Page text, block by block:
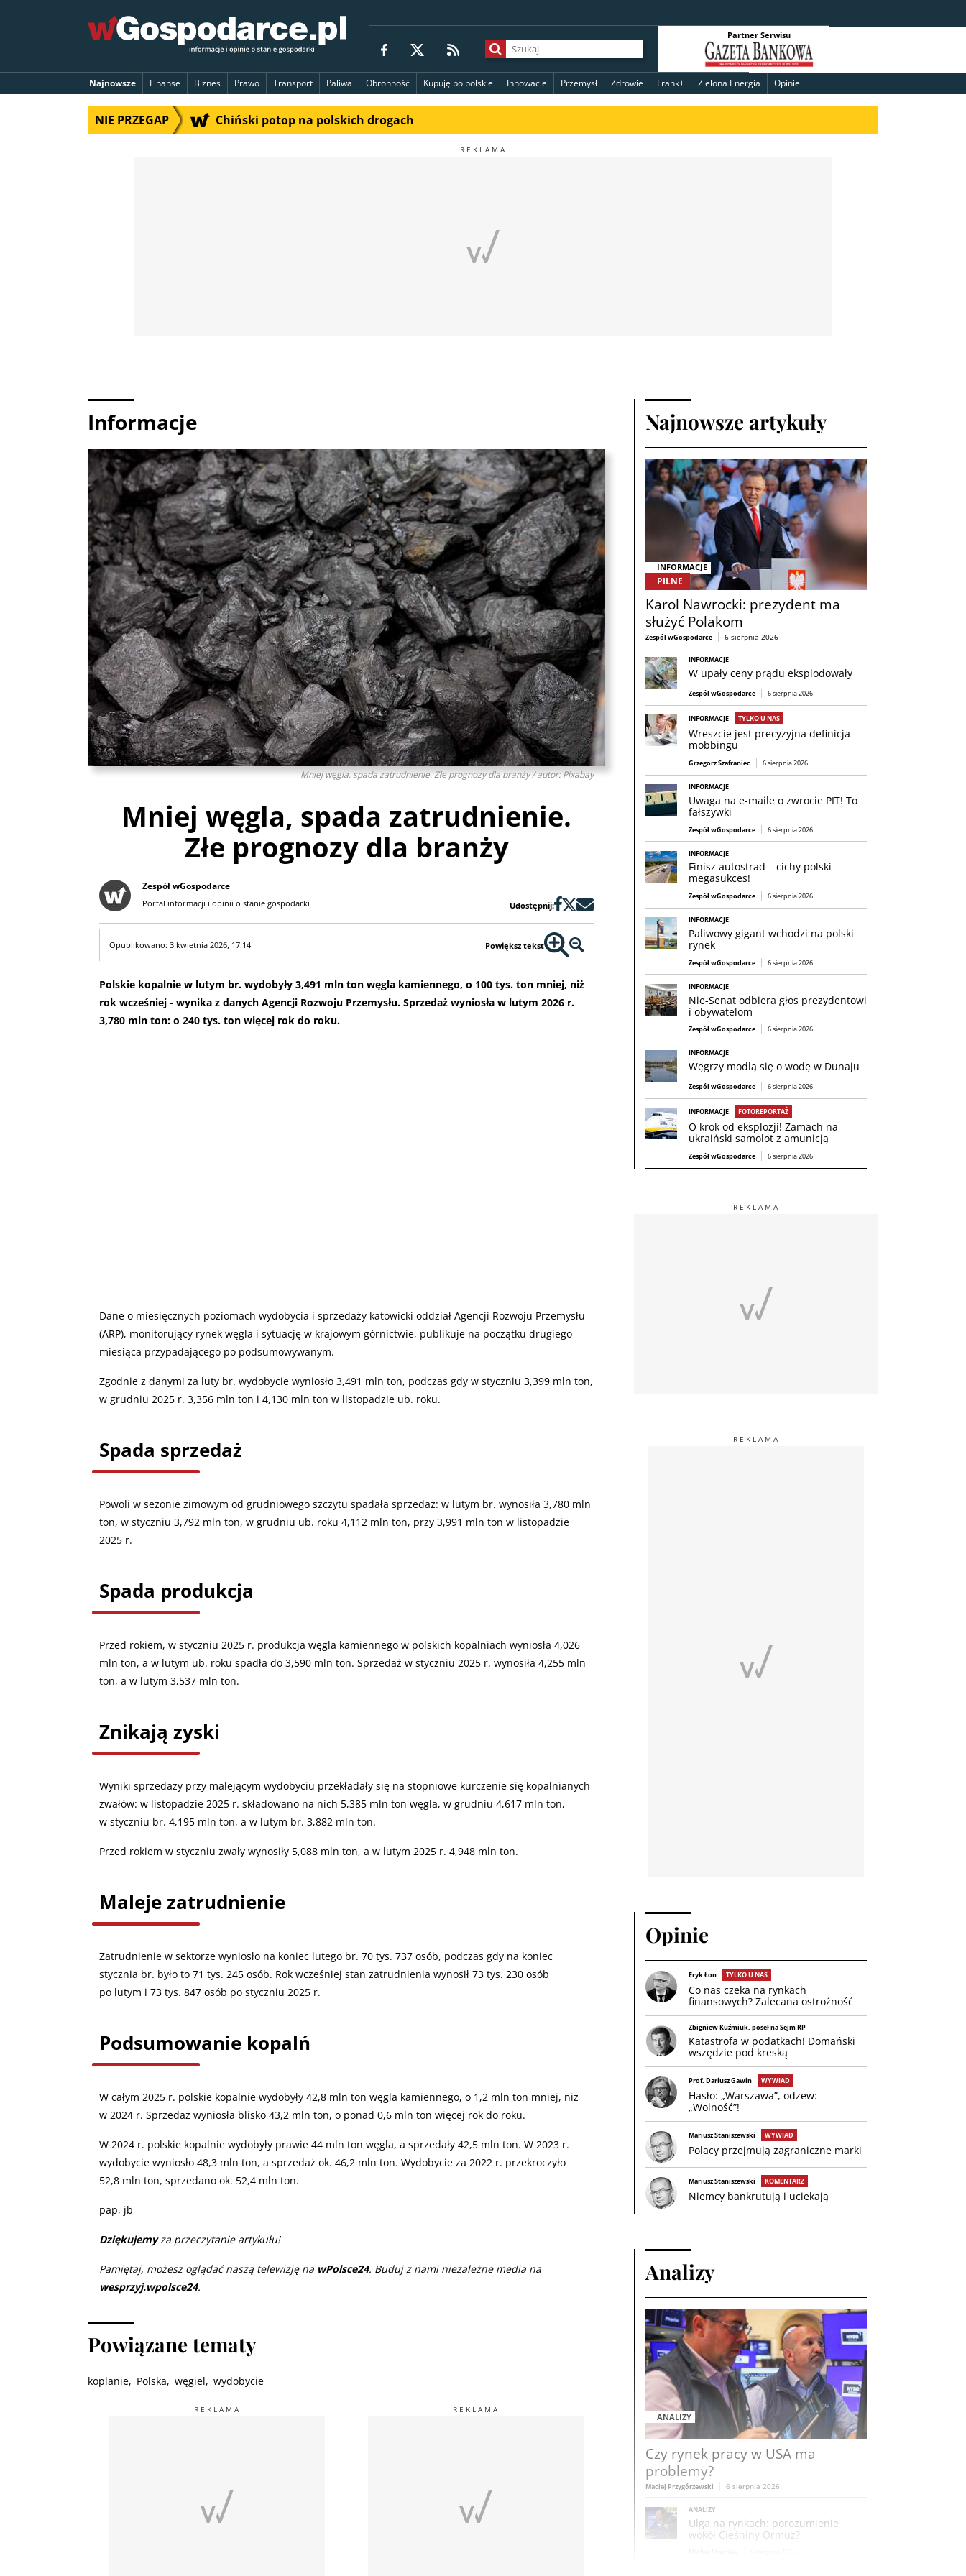
Partner Serwisu
Najnowsze Finanse Biznes Prawo Transport Paliwa Obronność Kupuję bo polskie Innowacje Przemysł Zdrowie Frank+ Zielona Energia Opinie
NIE PRZEGAP Chiński potop na polskich drogach
Informacje
Mniej węgla, spada zatrudnienie. Złe prognozy dla branży / autor: Pixabay
Mniej węgla, spada zatrudnienie.
Złe prognozy dla branży
Zespół wGospodarce
Portal informacji i opinii o stanie gospodarki Udostępnij:
Opublikowano: 3 kwietnia 2026, 17:14 Powiększ tekst
Polskie kopalnie w lutym br. wydobyły 3,491 mln ton węgla kamiennego, o 100 tys. ton mniej, niż
rok wcześniej - wynika z danych Agencji Rozwoju Przemysłu. Sprzedaż wyniosła w lutym 2026 r.
3,780 mln ton: o 240 tys. ton więcej rok do roku.
Dane o miesięcznych poziomach wydobycia i sprzedaży katowicki oddział Agencji Rozwoju Przemysłu
(ARP), monitorujący rynek węgla i sytuację w krajowym górnictwie, publikuje na początku drugiego
miesiąca przypadającego po podsumowywanym.
Zgodnie z danymi za luty br. wydobycie wyniosło 3,491 mln ton, podczas gdy w styczniu 3,399 mln ton,
w grudniu 2025 r. 3,356 mln ton i 4,130 mln ton w listopadzie ub. roku.
Spada sprzedaż
Powoli w sezonie zimowym od grudniowego szczytu spadała sprzedaż: w lutym br. wynosiła 3,780 mln
ton, w styczniu 3,792 mln ton, w grudniu ub. roku 4,112 mln ton, przy 3,991 mln ton w listopadzie
2025 r.
Spada produkcja
Przed rokiem, w styczniu 2025 r. produkcja węgla kamiennego w polskich kopalniach wyniosła 4,026
mln ton, a w lutym ub. roku spadła do 3,590 mln ton. Sprzedaż w styczniu 2025 r. wynosiła 4,255 mln
ton, a w lutym 3,537 mln ton.
Znikają zyski
Wyniki sprzedaży przy malejącym wydobyciu przekładały się na stopniowe kurczenie się kopalnianych
zwałów: w listopadzie 2025 r. składowano na nich 5,385 mln ton węgla, w grudniu 4,617 mln ton,
w styczniu br. 4,195 mln ton, a w lutym br. 3,882 mln ton.
Przed rokiem w styczniu zwały wynosiły 5,088 mln ton, a w lutym 2025 r. 4,948 mln ton.
Maleje zatrudnienie
Zatrudnienie w sektorze wyniosło na koniec lutego br. 70 tys. 737 osób, podczas gdy na koniec
stycznia br. było to 71 tys. 245 osób. Rok wcześniej stan zatrudnienia wynosił 73 tys. 230 osób
po lutym i 73 tys. 847 osób po styczniu 2025 r.
Podsumowanie kopalń
W całym 2025 r. polskie kopalnie wydobyły 42,8 mln ton węgla kamiennego, o 1,2 mln ton mniej, niż
w 2024 r. Sprzedaż wyniosła blisko 43,2 mln ton, o ponad 0,6 mln ton więcej rok do roku.
W 2024 r. polskie kopalnie wydobyły prawie 44 mln ton węgla, a sprzedały 42,5 mln ton. W 2023 r.
wydobycie wyniosło 48,3 mln ton, a sprzedaż ok. 46,2 mln ton. Wydobycie za 2022 r. przekroczyło
52,8 mln ton, sprzedano ok. 52,4 mln ton.
pap, jb
Dziękujemyza przeczytanie artykułu!
Pamiętaj, możesz oglądać naszą telewizję na wPolsce24. Buduj z nami niezależne media na
wesprzyj.wpolsce24.
Powiązane tematy
koplanie Polska węgiel wydobycie
Najnowsze artykuły
INFORMACJE
PILNE
Karol Nawrocki: prezydent ma
służyć Polakom
Zespół wGospodarce 6 sierpnia 2026
INFORMACJE
W upały ceny prądu eksplodowały
Zespół wGospodarce 6 sierpnia 2026
INFORMACJE TYLKO U NAS
Wreszcie jest precyzyjna definicja
mobbingu
Grzegorz Szafraniec 6 sierpnia 2026
INFORMACJE
Uwaga na e-maile o zwrocie PIT! To
fałszywki
Zespół wGospodarce 6 sierpnia 2026
INFORMACJE
Finisz autostrad – cichy polski
megasukces!
Zespół wGospodarce 6 sierpnia 2026
INFORMACJE
Paliwowy gigant wchodzi na polski
rynek
Zespół wGospodarce 6 sierpnia 2026
INFORMACJE
Nie-Senat odbiera głos prezydentowi
i obywatelom
Zespół wGospodarce 6 sierpnia 2026
INFORMACJE
Węgrzy modlą się o wodę w Dunaju
Zespół wGospodarce 6 sierpnia 2026
INFORMACJE FOTOREPORTAŻ
O krok od eksplozji! Zamach na
ukraiński samolot z amunicją
Zespół wGospodarce 6 sierpnia 2026
Opinie
Eryk Łon TYLKO U NAS
Co nas czeka na rynkach
finansowych? Zalecana ostrożność
Zbigniew Kuźmiuk, poseł na Sejm RP
Katastrofa w podatkach! Domański
wszędzie pod kreską
Prof. Dariusz Gawin WYWIAD
Hasło: „Warszawa”, odzew:
„Wolność”!
Mariusz Staniszewski WYWIAD
Polacy przejmują zagraniczne marki
Mariusz Staniszewski KOMENTARZ
Niemcy bankrutują i uciekają
Analizy
ANALIZY
Czy rynek pracy w USA ma
problemy?
Maciej Przygórzewski 6 sierpnia 2026
ANALIZY
Ulga na rynkach: porozumienie
wokół Cieśniny Ormuz?